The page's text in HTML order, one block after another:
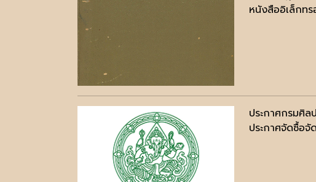
หนังสืออิเล็กท
ประกาศกรมศิล
ประกาศจัดซื้อจั